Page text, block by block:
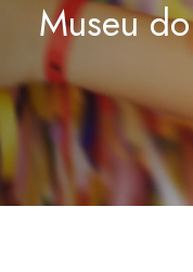
Museu do